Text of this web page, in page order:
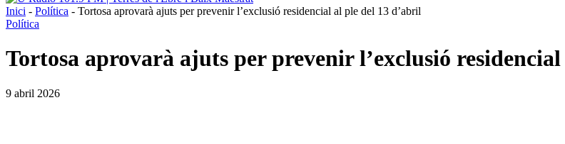
Inici - Política - Tortosa aprovarà ajuts per prevenir l’exclusió residencial al ple del 13 d’abril
Política
Tortosa aprovarà ajuts per prevenir l’exclusió
9 abril 2026